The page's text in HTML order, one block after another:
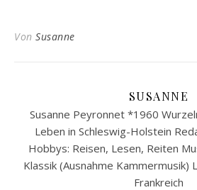
Von Susanne
SUSANNE
Susanne Peyronnet *1960
Leben in Schleswig-Holstein
Hobbys: Reisen, Lesen, Reiten
Klassik (Ausnahme Kammermusik)
Frankreich